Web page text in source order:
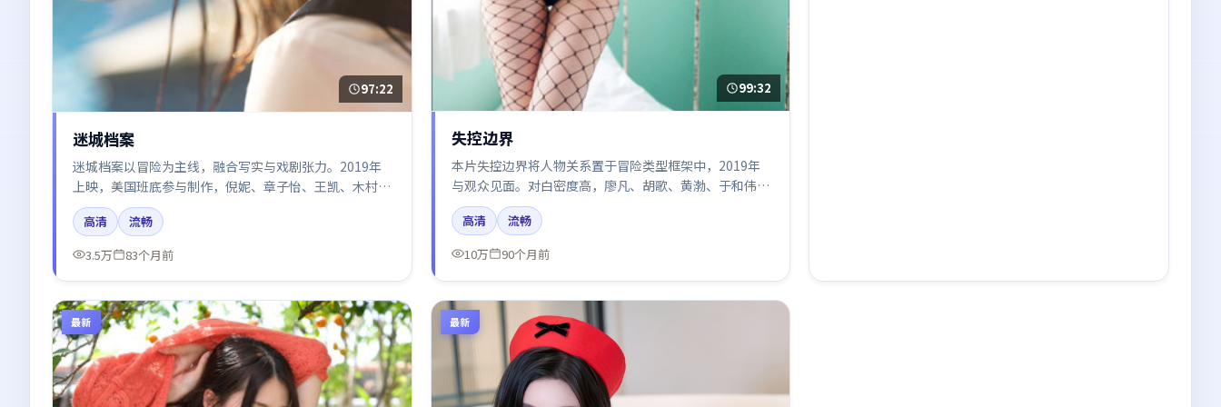
97:22
迷城档案
迷城档案以冒险为主线，融合写实与戏剧张力。2019年
上映，美国班底参与制作，倪妮、章子怡、王凯、木村拓
哉在片中呈现细腻表演，影像风格统一，配乐与剪辑强化
了情绪曲线。
高清
流畅
3.5万
83个月前
99:32
失控边界
本片失控边界将人物关系置于冒险类型框架中，2019年
与观众见面。对白密度高，廖凡、胡歌、黄渤、于和伟的
台词节奏值得关注；整体气质偏中国大陆都市与冷色调摄
影。
高清
流畅
10万
90个月前
最新 最新